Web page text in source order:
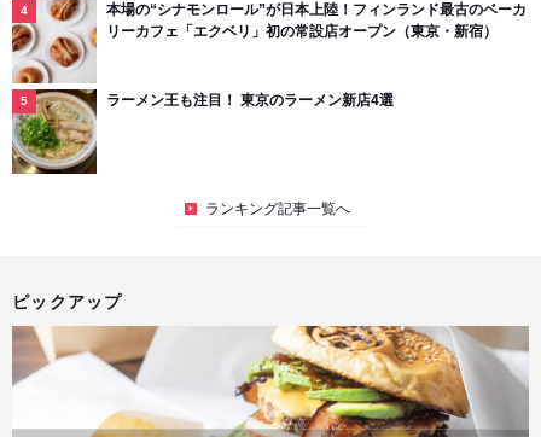
本場の“シナモンロール”が日本上陸！フィンランド最古のベーカ
リーカフェ「エクベリ」初の常設店オープン（東京・新宿）
ラーメン王も注目！ 東京のラーメン新店4選
ランキング記事一覧へ
ピックアップ